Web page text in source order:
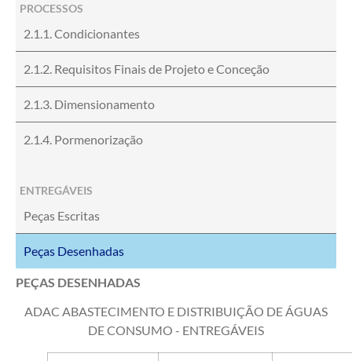
PROCESSOS
2.1.1. Condicionantes
2.1.2. Requisitos Finais de Projeto e Conceção
2.1.3. Dimensionamento
2.1.4. Pormenorização
ENTREGÁVEIS
Peças Escritas
Peças Desenhadas
PEÇAS DESENHADAS
ADAC ABASTECIMENTO E DISTRIBUIÇÃO DE ÁGUAS
DE CONSUMO - ENTREGÁVEIS